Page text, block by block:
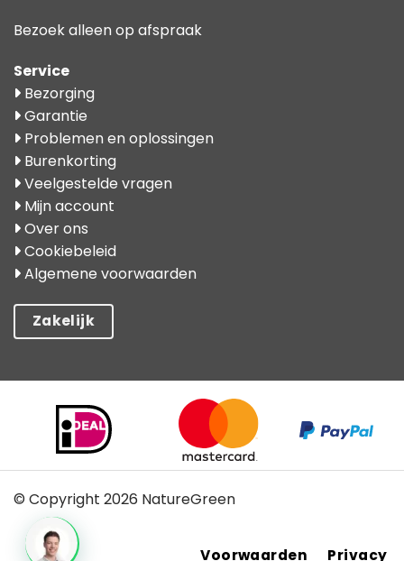
Bezoek alleen op afspraak
Service
Bezorging
Garantie
Problemen en oplossingen
Burenkorting
Veelgestelde vragen
Mijn account
Over ons
Cookiebeleid
Algemene voorwaarden
Zakelijk
© Copyright 2026 NatureGreen
Voorwaarden Privacy